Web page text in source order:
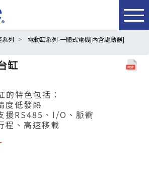
系列 電動缸系列-一體式電機[內含驅動器]
缸
的特色包括：
度低發熱
援RS485、I/O、脈衝
程、高速移載